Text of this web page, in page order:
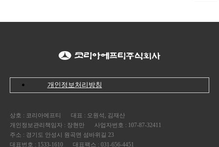
개인정보처리방침
상호 : 코리아에프티
대표 : 오원석, 김재산
개인정보관리책임자 : 장현만
사업자번호 : 107-87-32411
주소 : 경기도 안성시 원곡면 섬바위길 23
대표번호 : 1533-1610
대표팩스 : 031-656-4451